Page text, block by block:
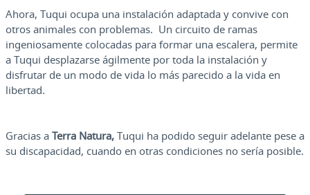
Ahora, Tuqui ocupa una instalación adaptada y convive con
otros animales con problemas. Un circuito de ramas
ingeniosamente colocadas para formar una escalera, permite
a Tuqui desplazarse ágilmente por toda la instalación y
disfrutar de un modo de vida lo más parecido a la vida en
libertad.
Gracias a Terra Natura, Tuqui ha podido seguir adelante pese a
su discapacidad, cuando en otras condiciones no sería posible.